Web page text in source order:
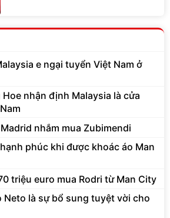
e ngại tuyển Việt Nam ở
Hoe nhận định Malaysia là cửa
nhắm mua Zubimendi
phúc khi được khoác áo Man
triệu euro mua Rodri từ Man City
Neto là sự bổ sung tuyệt vời cho